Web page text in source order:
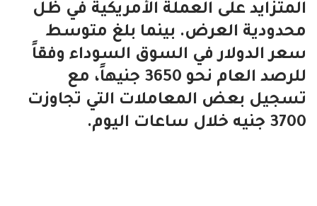
المتزايد على العملة الأمريكية في ظل
محدودية العرض. بينما بلغ متوسط
سعر الدولار في السوق السوداء وفقاً
للرصد العام نحو 3650 جنيهاً، مع
تسجيل بعض المعاملات التي تجاوزت
3700 جنيه خلال ساعات اليوم.